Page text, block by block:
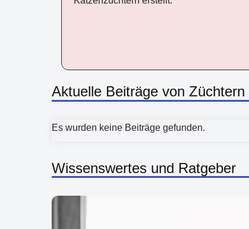
Aktuelle Beiträge von
Es wurden keine Beiträge gefunden.
Wissenswertes und Ratgeber